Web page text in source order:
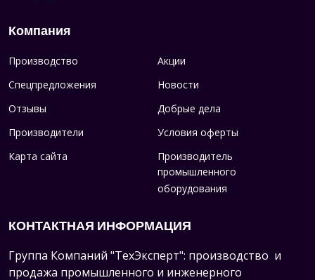
Компания
Производство
Акции
Спецпредложения
Новости
Отзывы
Добрые дела
Производители
Условия оферты
Карта сайта
Производитель
промышленного
оборудования
КОНТАКТНАЯ ИНФОРМАЦИЯ
Группа Компаний "ТехЭксперт": производство и
продажа промышленного и инженерного